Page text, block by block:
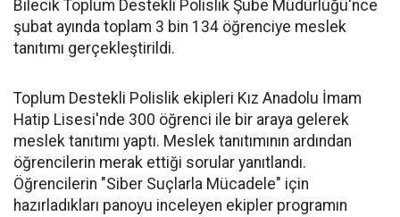
Bilecik Toplum Destekli Polislik Şube Müdürlüğü'nce
şubat ayında toplam 3 bin 134 öğrenciye meslek
tanıtımı gerçekleştirildi.
Toplum Destekli Polislik ekipleri Kız Anadolu İmam
Hatip Lisesi'nde 300 öğrenci ile bir araya gelerek
meslek tanıtımı yaptı. Meslek tanıtımının ardından
öğrencilerin merak ettiği sorular yanıtlandı.
Öğrencilerin "Siber Suçlarla Mücadele" için
hazırladıkları panoyu inceleyen ekipler programın